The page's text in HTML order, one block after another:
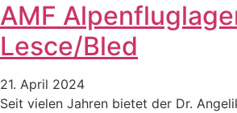
AMF
Lesce/Bled
21. April 2024
Seit vielen Jahren bietet der Dr.